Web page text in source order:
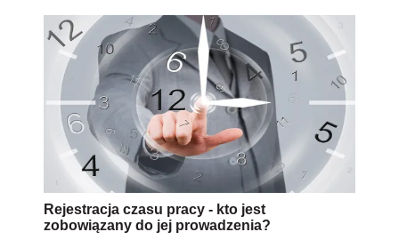
Rejestracja czasu pracy - kto jest
zobowiązany do jej prowadzenia?